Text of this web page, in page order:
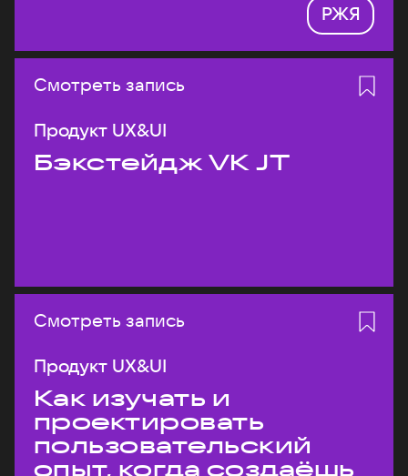
РЖЯ
Смотреть запись
Продукт UX&UI
Бэкстейдж VK JT
Смотреть запись
Продукт UX&UI
Как изучать и
проектировать
пользовательский
опыт, когда создаёшь